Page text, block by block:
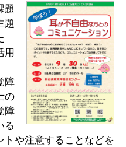
題
題
用
障
の
障
る
や注意することなどを